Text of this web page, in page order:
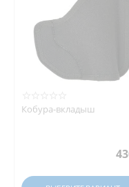
Кобура-вкладыш